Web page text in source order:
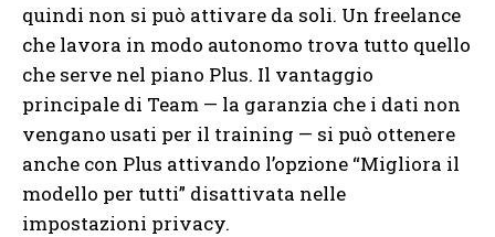
quindi non si può attivare da soli. Un freelance
che lavora in modo autonomo trova tutto quello
che serve nel piano Plus. Il vantaggio
principale di Team — la garanzia che i dati non
vengano usati per il training — si può ottenere
anche con Plus attivando l’opzione “Migliora il
modello per tutti” disattivata nelle
impostazioni privacy.